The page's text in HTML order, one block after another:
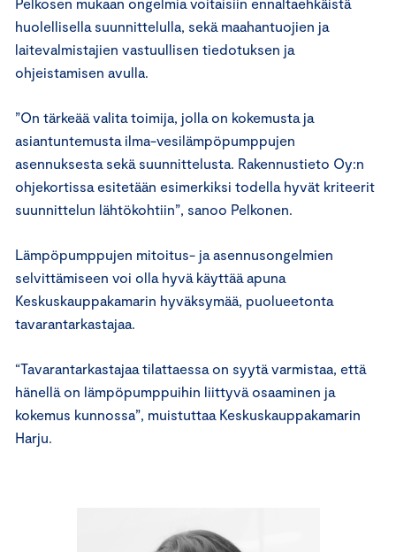
huolellisella suunnittelulla, sekä maahantuojien ja
laitevalmistajien vastuullisen tiedotuksen ja
ohjeistamisen avulla.
”On tärkeää valita toimija, jolla on kokemusta ja
asiantuntemusta ilma-vesilämpöpumppujen
asennuksesta sekä suunnittelusta. Rakennustieto Oy:n
ohjekortissa esitetään esimerkiksi todella hyvät kriteerit
suunnittelun lähtökohtiin”, sanoo Pelkonen.
Lämpöpumppujen mitoitus- ja asennusongelmien
selvittämiseen voi olla hyvä käyttää apuna
Keskuskauppakamarin hyväksymää, puolueetonta
tavarantarkastajaa.
“Tavarantarkastajaa tilattaessa on syytä varmistaa, että
hänellä on lämpöpumppuihin liittyvä osaaminen ja
kokemus kunnossa”, muistuttaa Keskuskauppakamarin
Harju.